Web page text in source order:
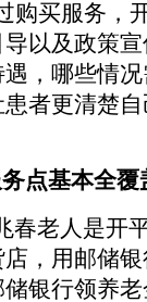
购买服务，
以及政策
，哪些情
者更清楚
点基本全覆
春老人是开
，用邮储
银行领养